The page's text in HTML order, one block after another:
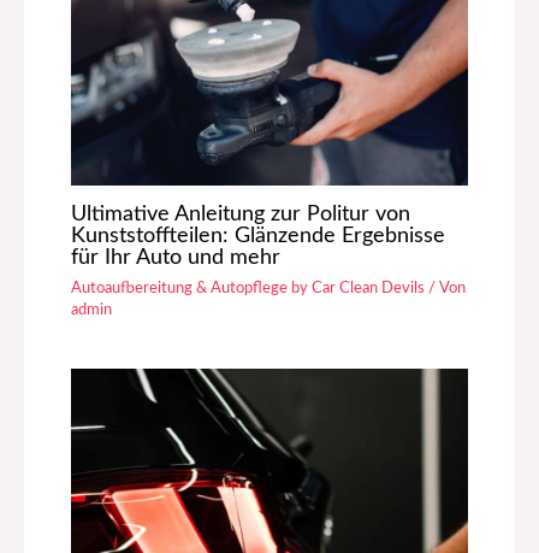
Ultimative Anleitung zur Politur von
Kunststoffteilen: Glänzende Ergebnisse
für Ihr Auto und mehr
Autoaufbereitung & Autopflege by Car Clean Devils / Von
admin